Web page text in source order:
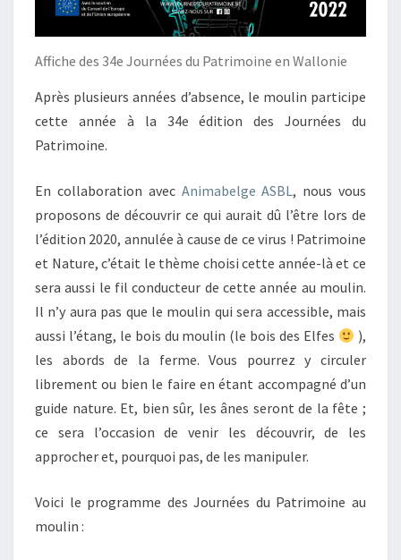
Affiche des 34e Journées du Patrimoine en Wallonie
Après plusieurs années d’absence, le moulin participe
cette année à la 34e édition des Journées du
Patrimoine.
En collaboration avec Animabelge ASBL, nous vous
proposons de découvrir ce qui aurait dû l’être lors de
l’édition 2020, annulée à cause de ce virus ! Patrimoine
et Nature, c’était le thème choisi cette année-là et ce
sera aussi le fil conducteur de cette année au moulin.
Il n’y aura pas que le moulin qui sera accessible, mais
aussi l’étang, le bois du moulin (le bois des Elfes
),
les abords de la ferme. Vous pourrez y circuler
librement ou bien le faire en étant accompagné d’un
guide nature. Et, bien sûr, les ânes seront de la fête ;
ce sera l’occasion de venir les découvrir, de les
approcher et, pourquoi pas, de les manipuler.
Voici le programme des Journées du Patrimoine au
moulin :